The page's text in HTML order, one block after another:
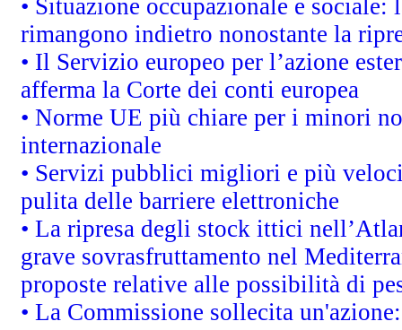
• Situazione occupazionale e
rimangono indietro nonostante la
• Il Servizio europeo per l’azione
afferma la Corte dei conti europea
• Norme UE più chiare per i minori
internazionale
• Servizi pubblici migliori e più
pulita delle barriere elettroniche
• La ripresa degli stock ittici
grave sovrasfruttamento nel
proposte relative alle possibilità di
• La Commissione sollecita